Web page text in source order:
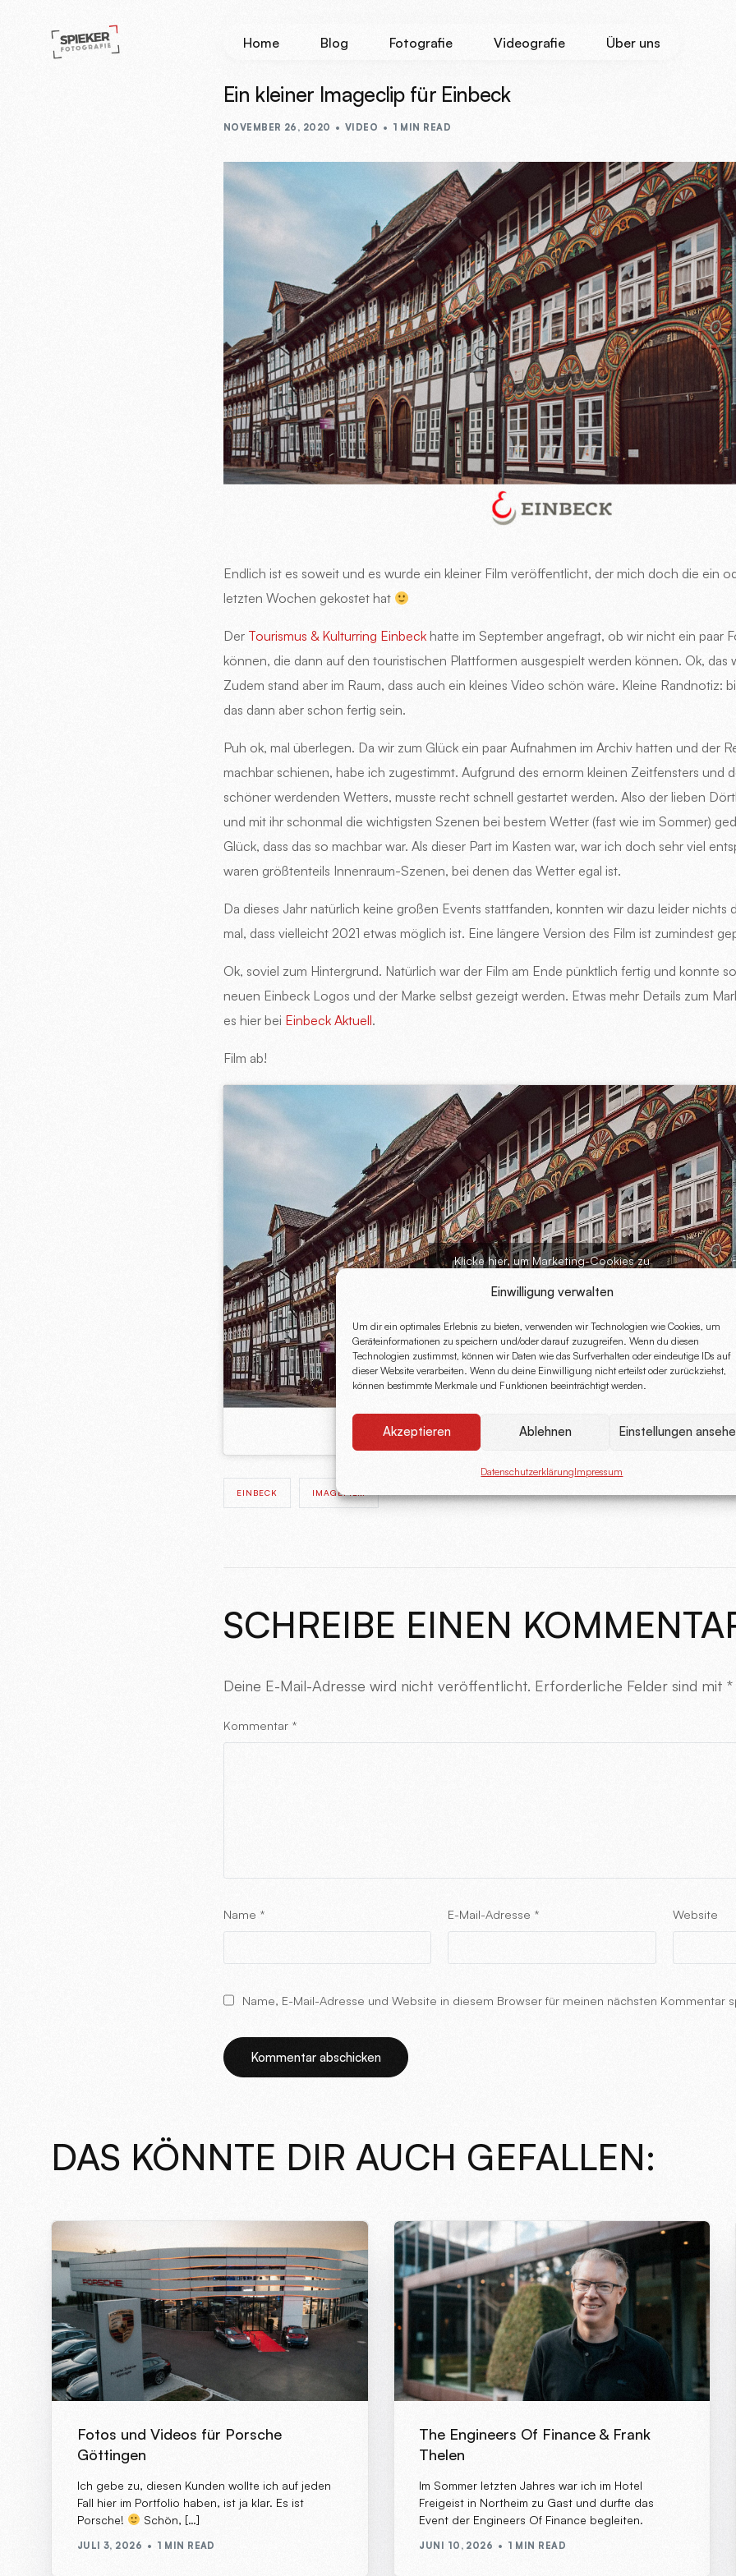
Einwilligung verwalten
Um dir ein optimales Erlebnis zu bieten, verwenden wir Technologien wie Cookies, um
Geräteinformationen zu speichern und/oder darauf zuzugreifen. Wenn du diesen
Technologien zustimmst, können wir Daten wie das Surfverhalten oder eindeutige IDs auf
dieser Website verarbeiten. Wenn du deine Einwilligung nicht erteilst oder zurückziehst,
können bestimmte Merkmale und Funktionen beeinträchtigt werden.
Akzeptieren Ablehnen Einstellungen
DatenschutzerklärungImpressum
Home Blog Fotografie Videografie Über uns
Ein kleiner Imageclip für Einbeck
NOVEMBER 26, 2020 VIDEO 1 MIN READ
Endlich ist es soweit und es wurde ein kleiner Film veröffentlicht, der mich doch die ein
letzten Wochen gekostet hat
Der Tourismus & Kulturring Einbeck hatte im September angefragt, ob wir nicht ein paar
können, die dann auf den touristischen Plattformen ausgespielt werden können. Ok, das
Zudem stand aber im Raum, dass auch ein kleines Video schön wäre. Kleine Randnotiz:
das dann aber schon fertig sein.
Puh ok, mal überlegen. Da wir zum Glück ein paar Aufnahmen im Archiv hatten und der
machbar schienen, habe ich zugestimmt. Aufgrund des ernorm kleinen Zeitfensters und
schöner werdenden Wetters, musste recht schnell gestartet werden. Also der lieben
und mit ihr schonmal die wichtigsten Szenen bei bestem Wetter (fast wie im Sommer)
Glück, dass das so machbar war. Als dieser Part im Kasten war, war ich doch sehr viel
waren größtenteils Innenraum-Szenen, bei denen das Wetter egal ist.
Da dieses Jahr natürlich keine großen Events stattfanden, konnten wir dazu leider nichts
mal, dass vielleicht 2021 etwas möglich ist. Eine längere Version des Film ist zumindest
Ok, soviel zum Hintergrund. Natürlich war der Film am Ende pünktlich fertig und konnte
neuen Einbeck Logos und der Marke selbst gezeigt werden. Etwas mehr Details zum
es hier bei Einbeck Aktuell.
Film ab!
Klicke hier, um Marketing-Cookies zu
EINBECK IMAGEFILM
SCHREIBE EINEN
Deine E-Mail-Adresse wird nicht veröffentlicht. Erforderliche Felder sind mit *
Kommentar *
Name * E-Mail-Adresse * Website
Name, E-Mail-Adresse und Website in diesem Browser für meinen nächsten Kommentar
DAS KÖNNTE DIR AUCH GEFALLEN:
Fotos und Videos für Porsche
Göttingen
Ich gebe zu, diesen Kunden wollte ich auf jeden
Fall hier im Portfolio haben, ist ja klar. Es ist
Porsche!
Schön, […]
JULI 3, 2026 1 MIN READ
The Engineers Of Finance & Frank
Thelen
Im Sommer letzten Jahres war ich im Hotel
Freigeist in Northeim zu Gast und durfte das
Event der Engineers Of Finance begleiten.
JUNI 10, 2026 1 MIN READ